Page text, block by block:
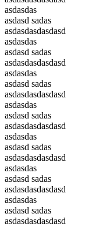
asdasdas
asdasd sadas
asdasdasdasdasd
asdasdas
asdasd sadas
asdasdasdasdasd
asdasdas
asdasd sadas
asdasdasdasdasd
asdasdas
asdasd sadas
asdasdasdasdasd
asdasdas
asdasd sadas
asdasdasdasdasd
asdasdas
asdasd sadas
asdasdasdasdasd
asdasdas
asdasd sadas
asdasdasdasdasd